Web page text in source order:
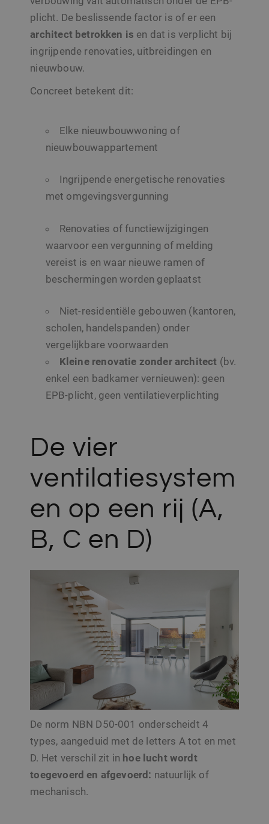
plicht. De beslissende factor is of er een
architect betrokken is en dat is verplicht bij
ingrijpende renovaties, uitbreidingen en
nieuwbouw.
Concreet betekent dit:
Elke nieuwbouwwoning of
nieuwbouwappartement
Ingrijpende energetische renovaties
met omgevingsvergunning
Renovaties of functiewijzigingen
waarvoor een vergunning of melding
vereist is en waar nieuwe ramen of
beschermingen worden geplaatst
Niet-residentiële gebouwen (kantoren,
scholen, handelspanden) onder
vergelijkbare voorwaarden
Kleine renovatie zonder architect (bv.
enkel een badkamer vernieuwen): geen
EPB-plicht, geen ventilatieverplichting
De vier
ventilatiesystem
en op een rij (A,
B, C en D)
De norm NBN D50-001 onderscheidt 4
types, aangeduid met de letters A tot en met
D. Het verschil zit in hoe lucht wordt
toegevoerd en afgevoerd: natuurlijk of
mechanisch.